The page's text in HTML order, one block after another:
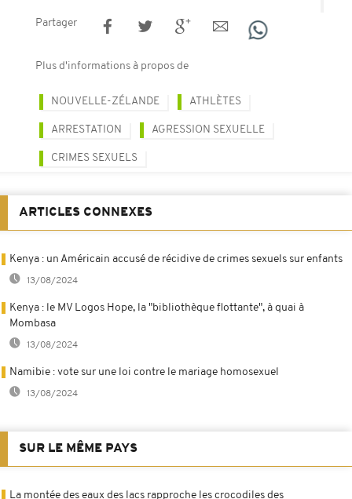
Partager
Plus d'informations à propos de
NOUVELLE-ZÉLANDE ATHLÈTES
ARRESTATION AGRESSION SEXUELLE
CRIMES SEXUELS
ARTICLES CONNEXES
Kenya : un Américain accusé de récidive de crimes sexuels sur enfants
13/08/2024
Kenya : le MV Logos Hope, la "bibliothèque flottante", à quai à
Mombasa
13/08/2024
Namibie : vote sur une loi contre le mariage homosexuel
13/08/2024
SUR LE MÊME PAYS
La montée des eaux des lacs rapproche les crocodiles des